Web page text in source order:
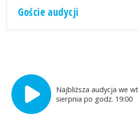
Goście audycji
Najbliższa audycja we
sierpnia po godz. 19:00